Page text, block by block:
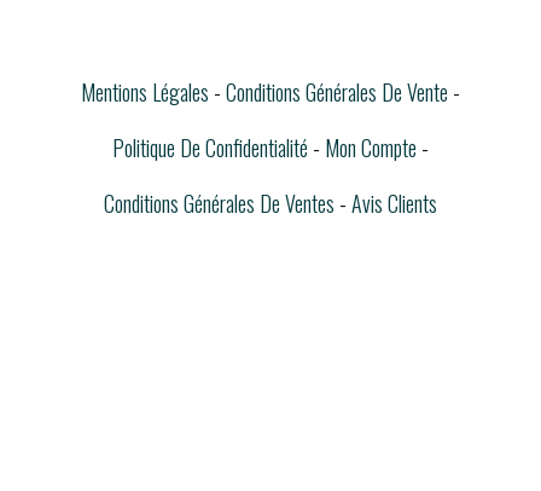
Mentions Légales Conditions Générales De Vente
Politique De Confidentialité
Mon Compte
Conditions Générales De Ventes Avis Clients